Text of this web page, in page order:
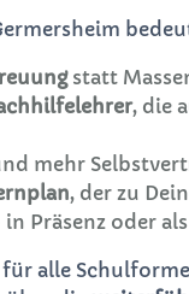
statt
, die
mehr
, der zu
in Präsenz oder
alle